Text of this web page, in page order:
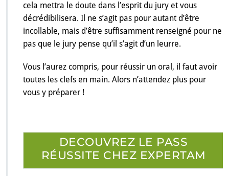
cela mettra le doute dans l’esprit du jury et vous
décrédibilisera. Il ne s’agit pas pour autant d’être
incollable, mais d’être suffisamment renseigné pour ne
pas que le jury pense qu’il s’agit d’un leurre.
Vous l’aurez compris, pour réussir un oral, il faut avoir
toutes les clefs en main. Alors n’attendez plus pour
vous y préparer !
DECOUVREZ LE PASS
RÉUSSITE CHEZ EXPERTAM